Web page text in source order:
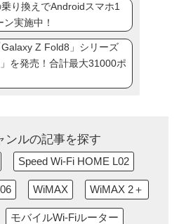
り換えでAndroidスマホ1
実施中！
Z Fold8」シリーズ
を発売！合計最大31000ポ
ンルの記事を探す
Speed Wi-Fi HOME L02
WiMAX WiMAX 2＋
モバイルWi-Fiルーター